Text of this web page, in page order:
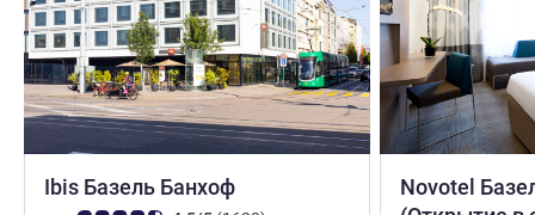
Ibis Базель Банхоф
Novotel